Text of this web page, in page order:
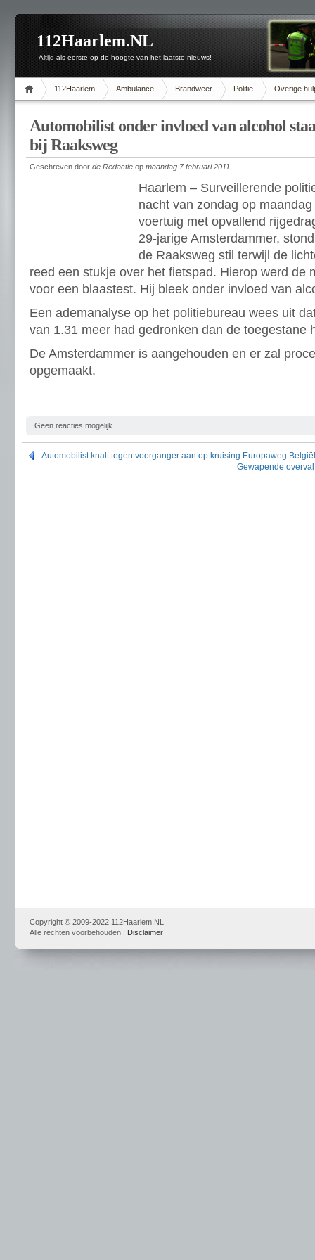
112Haarlem.NL
Altijd als eerste op de hoogte van het laatste nieuws!
112Haarlem Ambulance Brandweer Politie Overige
Automobilist onder invloed van alcohol
bij Raaksweg
Geschreven door de Redactie op maandag 7 februari 2011
Haarlem – Surveillerende
nacht van zondag op
voertuig met opvallend
29-jarige Amsterdammer,
de Raaksweg stil terwijl de
reed een stukje over het fietspad. Hierop werd de
voor een blaastest. Hij bleek onder invloed van
Een ademanalyse op het politiebureau wees uit
van 1.31 meer had gedronken dan de toegestane
De Amsterdammer is aangehouden en er zal
opgemaakt.
Geen reacties mogelijk.
Automobilist knalt tegen voorganger aan op kruising Europaweg
Gewapende
Copyright © 2009-2022 112Haarlem.NL
Alle rechten voorbehouden | Disclaimer